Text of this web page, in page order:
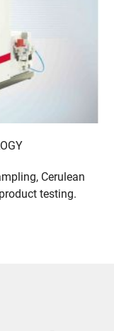
Cerulean
testing.